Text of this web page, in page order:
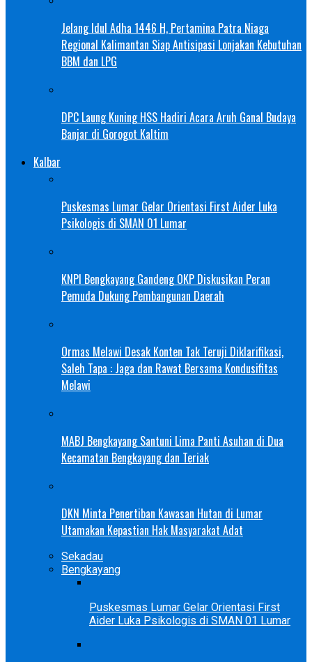
Jelang Idul Adha 1446 H, Pertamina Patra Niaga
Regional Kalimantan Siap Antisipasi Lonjakan Kebutuhan
BBM dan LPG
DPC Laung Kuning HSS Hadiri Acara Aruh Ganal Budaya
Banjar di Gorogot Kaltim
Kalbar
Puskesmas Lumar Gelar Orientasi First Aider Luka
Psikologis di SMAN 01 Lumar
KNPI Bengkayang Gandeng OKP Diskusikan Peran
Pemuda Dukung Pembangunan Daerah
Ormas Melawi Desak Konten Tak Teruji Diklarifikasi,
Saleh Tapa : Jaga dan Rawat Bersama Kondusifitas
Melawi
MABJ Bengkayang Santuni Lima Panti Asuhan di Dua
Kecamatan Bengkayang dan Teriak
DKN Minta Penertiban Kawasan Hutan di Lumar
Utamakan Kepastian Hak Masyarakat Adat
Sekadau
Bengkayang
Puskesmas Lumar Gelar Orientasi First
Aider Luka Psikologis di SMAN 01 Lumar